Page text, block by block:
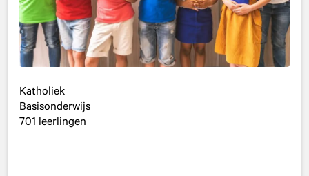
Katholiek
Basisonderwijs
701 leerlingen